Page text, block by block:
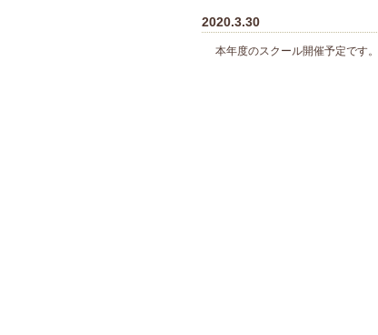
2020.3.30
本年度のスクール開催予定です